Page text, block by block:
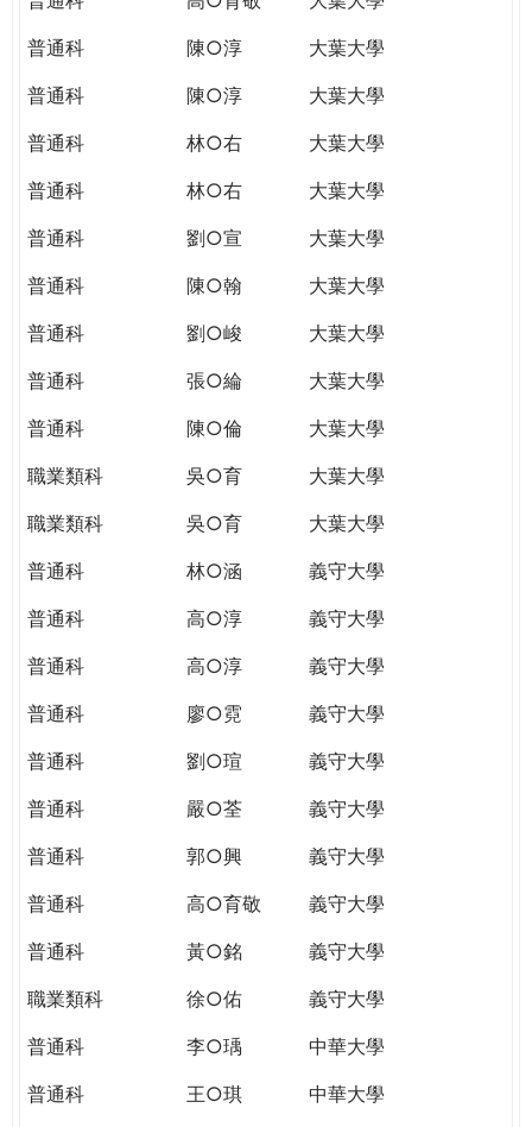
普通科
陳○淳
大葉大學
普通科
陳○淳
大葉大學
普通科
林○右
大葉大學
普通科
林○右
大葉大學
普通科
劉○宣
大葉大學
普通科
陳○翰
大葉大學
普通科
劉○峻
大葉大學
普通科
張○綸
大葉大學
普通科
陳○倫
大葉大學
職業類科
吳○育
大葉大學
職業類科
吳○育
大葉大學
普通科
林○涵
義守大學
普通科
高○淳
義守大學
普通科
高○淳
義守大學
普通科
廖○霓
義守大學
普通科
劉○瑄
義守大學
普通科
嚴○荃
義守大學
普通科
郭○興
義守大學
普通科
高○育敬
義守大學
普通科
黃○銘
義守大學
職業類科
徐○佑
義守大學
普通科
李○瑀
中華大學
普通科
王○琪
中華大學